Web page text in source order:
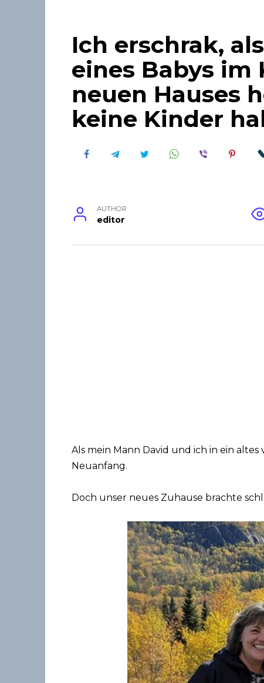
Ich erschrak,
eines Babys im
neuen Hauses
keine Kinder
AUTHOR
editor
Als mein Mann David und ich in ein
Neuanfang.
Doch unser neues Zuhause brachte